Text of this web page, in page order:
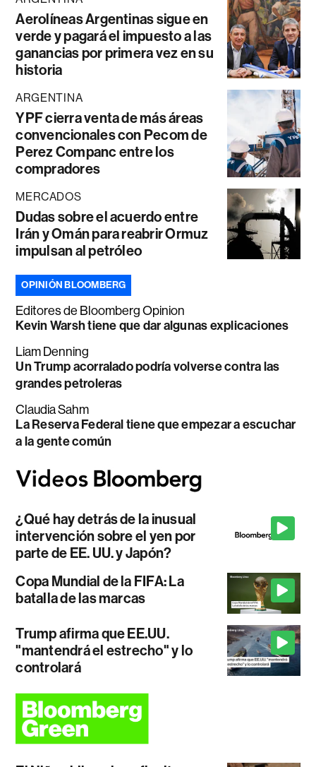
Aerolíneas Argentinas sigue en
verde y pagará el impuesto a las
ganancias por primera vez en su
historia
ARGENTINA
YPF cierra venta de más áreas
convencionales con Pecom de
Perez Companc entre los
compradores
MERCADOS
Dudas sobre el acuerdo entre
Irán y Omán para reabrir Ormuz
impulsan al petróleo
OPINIÓN BLOOMBERG
Editores de Bloomberg Opinion
Kevin Warsh tiene que dar algunas explicaciones
Liam Denning
Un Trump acorralado podría volverse contra las
grandes petroleras
Claudia Sahm
La Reserva Federal tiene que empezar a escuchar
a la gente común
¿Qué hay detrás de la inusual
intervención sobre el yen por
parte de EE. UU. y Japón?
Copa Mundial de la FIFA: La
batalla de las marcas
Trump afirma que EE.UU.
"mantendrá el estrecho" y lo
controlará